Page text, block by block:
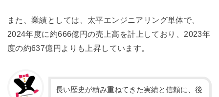
また、業績としては、太平エンジニアリング単体で、
2024年度に約666億円の売上高を計上しており、2023年
度の約637億円よりも上昇しています。
長い歴史が積み重ねてきた実績と信頼に、後